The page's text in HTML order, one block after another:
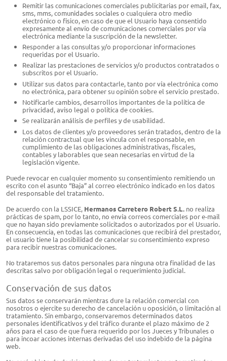
Remitir las comunicaciones comerciales publicitarias por email, fax,
sms, mms, comunidades sociales o cualquiera otro medio
electrónico o físico, en caso de que el Usuario haya consentido
expresamente al envío de comunicaciones comerciales por vía
electrónica mediante la suscripción de la newsletter.
Responder a las consultas y/o proporcionar informaciones
requeridas por el Usuario.
Realizar las prestaciones de servicios y/o productos contratados o
subscritos por el Usuario.
Utilizar sus datos para contactarle, tanto por vía electrónica como
no electrónica, para obtener su opinión sobre el servicio prestado.
Notificarle cambios, desarrollos importantes de la política de
privacidad, aviso legal o política de cookies.
Se realizarán análisis de perfiles y de usabilidad.
Los datos de clientes y/o proveedores serán tratados, dentro de la
relación contractual que les vincula con el responsable, en
cumplimiento de las obligaciones administrativas, fiscales,
contables y laborables que sean necesarias en virtud de la
legislación vigente.
Puede revocar en cualquier momento su consentimiento remitiendo un
escrito con el asunto “Baja” al correo electrónico indicado en los datos
del responsable del tratamiento.
De acuerdo con la LSSICE, Hermanos Carretero Robert S.L.​​ no realiza
prácticas de spam, por lo tanto, no envía correos comerciales por e-mail
que no hayan sido previamente solicitados o autorizados por el Usuario.
En consecuencia, en todas las comunicaciones que recibirá del prestador,
el usuario tiene la posibilidad de cancelar su consentimiento expreso
para recibir nuestras comunicaciones.
No trataremos sus datos personales para ninguna otra finalidad de las
descritas salvo por obligación legal o requerimiento judicial.
Conservación de sus datos
Sus datos se conservarán mientras dure la relación comercial con
nosotros o ejercite su derecho de cancelación u oposición, o limitación al
tratamiento. Sin embargo, conservaremos determinados datos
personales identificativos y del tráfico durante el plazo máximo de 2
años para el caso de que fuera requerido por los Jueces y Tribunales o
para incoar acciones internas derivadas del uso indebido de la página
web.